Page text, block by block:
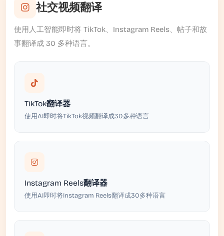
社交视频翻译
使用人工智能即时将 TikTok、Instagram Reels、帖子和故
事翻译成 30 多种语言。
TikTok翻译器
使用AI即时将TikTok视频翻译成30多种语言
Instagram Reels翻译器
使用AI即时将Instagram Reels翻译成30多种语言